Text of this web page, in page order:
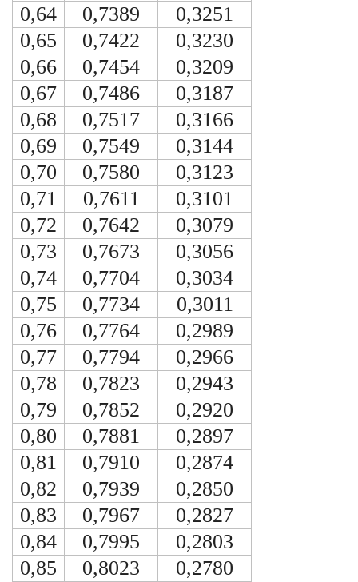
0,64
0,7389
0,3251
0,65
0,7422
0,3230
0,66
0,7454
0,3209
0,67
0,7486
0,3187
0,68
0,7517
0,3166
0,69
0,7549
0,3144
0,70
0,7580
0,3123
0,71
0,7611
0,3101
0,72
0,7642
0,3079
0,73
0,7673
0,3056
0,74
0,7704
0,3034
0,75
0,7734
0,3011
0,76
0,7764
0,2989
0,77
0,7794
0,2966
0,78
0,7823
0,2943
0,79
0,7852
0,2920
0,80
0,7881
0,2897
0,81
0,7910
0,2874
0,82
0,7939
0,2850
0,83
0,7967
0,2827
0,84
0,7995
0,2803
0,85
0,8023
0,2780